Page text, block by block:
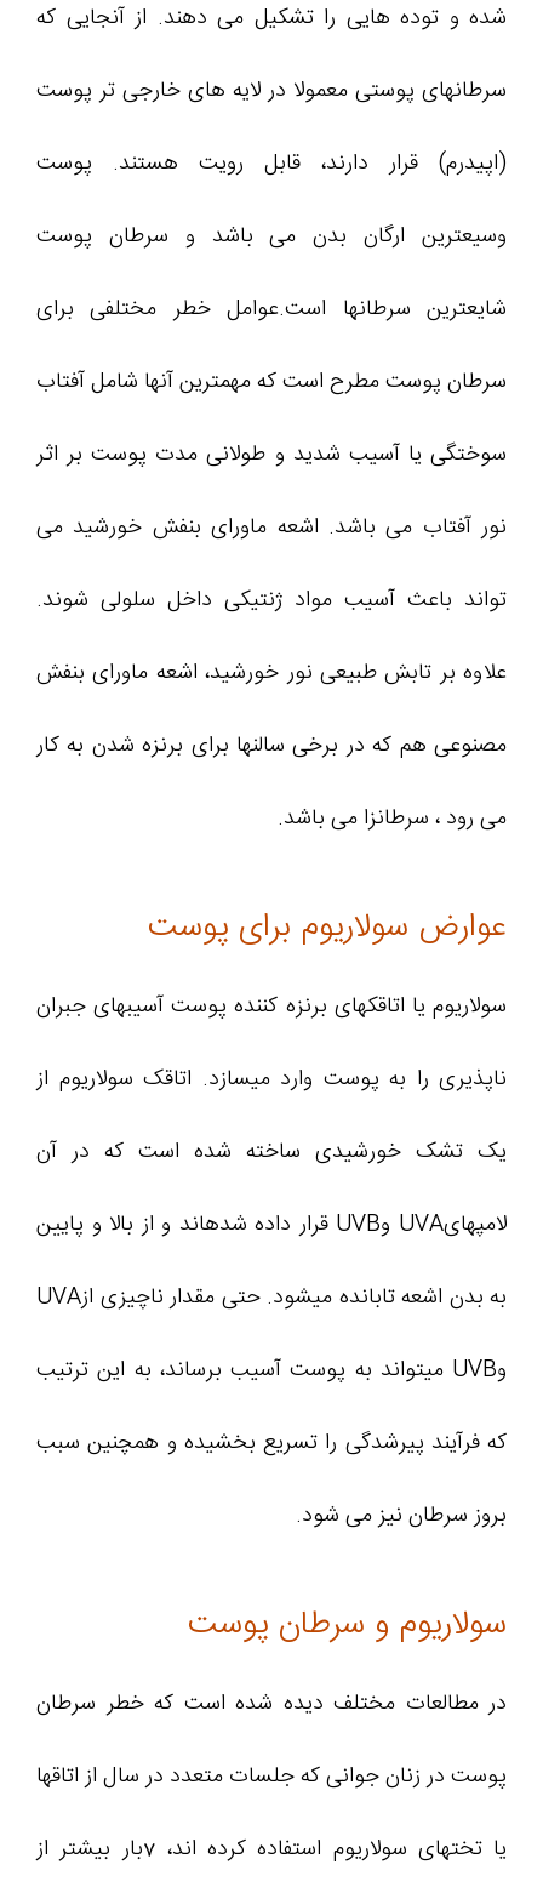
شده و توده هایی را تشکیل می دهند. از آنجایی که
سرطانهای پوستی معمولا در لایه های خارجی تر پوست
(اپیدرم) قرار دارند، قابل رویت هستند. پوست
وسیعترین ارگان بدن می باشد و سرطان پوست
شایعترین سرطانها است.عوامل خطر مختلفی برای
سرطان پوست مطرح است که مهمترین آنها شامل آفتاب
سوختگی یا آسیب شدید و طولانی مدت پوست بر اثر
نور آفتاب می باشد. اشعه ماورای بنفش خورشید می
تواند باعث آسیب مواد ژنتیکی داخل سلولی شوند.
علاوه بر تابش طبیعی نور خورشید، اشعه ماورای بنفش
مصنوعی هم که در برخی سالنها برای برنزه شدن به کار
می رود ، سرطانزا می باشد.
عوارض سولاریوم برای پوست
سولاریوم یا اتاقکهای برنزه کننده پوست آسیبهای جبران
ناپذیری را به پوست وارد میسازد. اتاقک سولاریوم از
یک تشک خورشیدی ساخته شده است که در آن
لامپهایUVA وUVB قرار داده شدهاند و از بالا و پایین
به بدن اشعه تابانده میشود. حتی مقدار ناچیزی ازUVA
وUVB میتواند به پوست آسیب برساند، به این ترتیب
که فرآیند پیرشدگی را تسریع بخشیده و همچنین سبب
بروز سرطان نیز می شود.
سولاریوم و سرطان پوست
در مطالعات مختلف دیده شده است که خطر سرطان
پوست در زنان جوانی که جلسات متعدد در سال از اتاقها
یا تختهای سولاریوم استفاده کرده اند، 7بار بیشتر از